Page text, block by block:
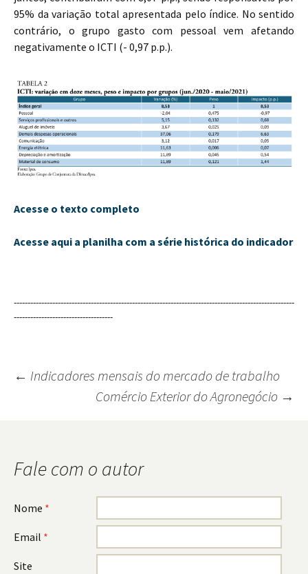
95% da variação total apresentada pelo índice. No sentido
contrário, o grupo gasto com pessoal vem afetando
negativamente o ICTI (- 0,97 p.p.).
Acesse o texto completo
Acesse aqui a planilha com a série histórica do indicador
------------------------------------------------------------------------------------------------------
------------------------------------
Navegação
post
← Indicadores mensais do mercado de trabalho
Comércio Exterior do Agronegócio →
Fale com o autor
Nome *
Email *
Site